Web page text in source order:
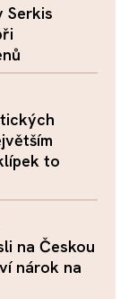
Serkis
to
na Českou
nárok na